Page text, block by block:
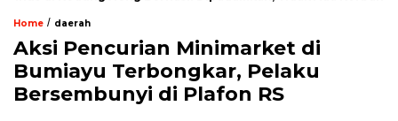
Home / daerah
Aksi Pencurian Minimarket di
Bumiayu Terbongkar, Pelaku
Bersembunyi di Plafon RS